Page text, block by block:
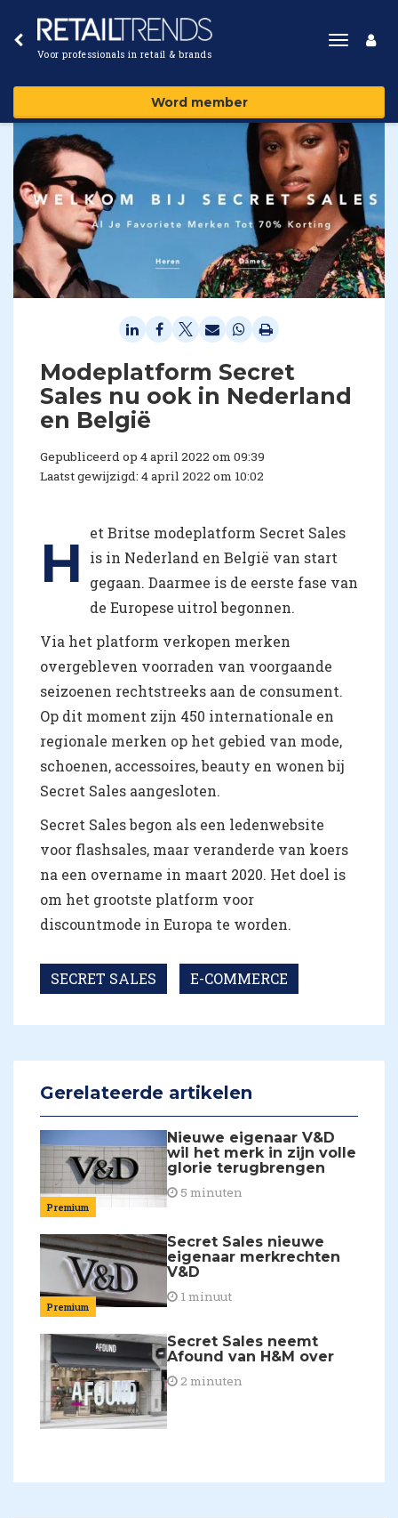
Voor professionals in retail & brands
Toggle
Word member
Modeplatform Secret
Sales nu ook in Nederland
en België
Gepubliceerd op 4 april 2022 om 09:39
Laatst gewijzigd: 4 april 2022 om 10:02
H
et Britse modeplatform Secret Sales
is in Nederland en België van start
gegaan. Daarmee is de eerste fase van
de Europese uitrol begonnen.
Via het platform verkopen merken
overgebleven voorraden van voorgaande
seizoenen rechtstreeks aan de consument.
Op dit moment zijn 450 internationale en
regionale merken op het gebied van mode,
schoenen, accessoires, beauty en wonen bij
Secret Sales aangesloten.
Secret Sales begon als een ledenwebsite
voor flashsales, maar veranderde van koers
na een overname in maart 2020. Het doel is
om het grootste platform voor
discountmode in Europa te worden.
SECRET SALES E-COMMERCE
Gerelateerde artikelen
Premium
Nieuwe eigenaar V&D
wil het merk in zijn volle
glorie terugbrengen
5 minuten
Premium
Secret Sales nieuwe
eigenaar merkrechten
V&D
1 minuut
Secret Sales neemt
Afound van H&M over
2 minuten